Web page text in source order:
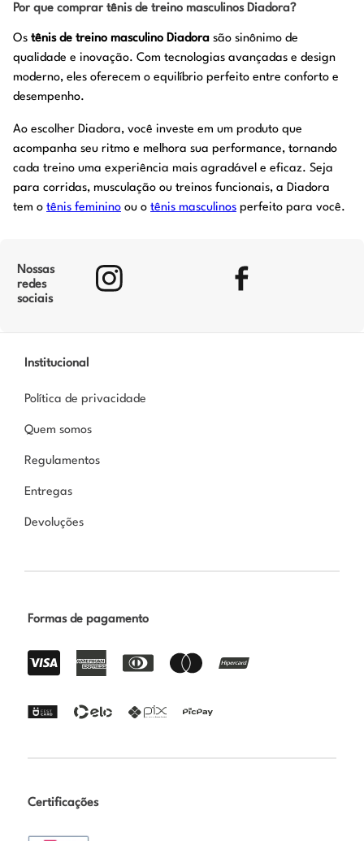
Por que comprar tênis de treino masculinos Diadora?
Os tênis de treino masculino Diadora são sinônimo de
qualidade e inovação. Com tecnologias avançadas e design
moderno, eles oferecem o equilíbrio perfeito entre conforto e
desempenho.
Ao escolher Diadora, você investe em um produto que
acompanha seu ritmo e melhora sua performance, tornando
cada treino uma experiência mais agradável e eficaz. Seja
para corridas, musculação ou treinos funcionais, a Diadora
tem o tênis feminino ou o tênis masculinos perfeito para você.
Nossas
redes
sociais
Institucional
Política de privacidade
Quem somos
Regulamentos
Entregas
Devoluções
Formas de pagamento
Certificações